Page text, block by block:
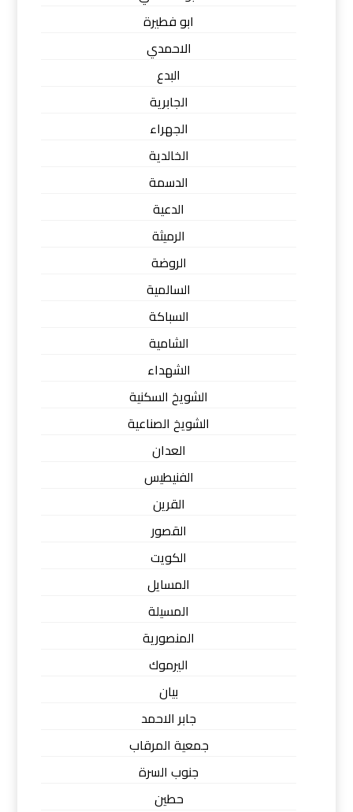
ابو فطيرة
الاحمدي
البدع
الجابرية
الجهراء
الخالدية
الدسمة
الدعية
الرميثة
الروضة
السالمية
السباكة
الشامية
الشهداء
الشويخ السكنية
الشويخ الصناعية
العدان
الفنيطيس
القرين
القصور
الكويت
المسايل
المسيلة
المنصورية
اليرموك
بيان
جابر الاحمد
جمعية المرقاب
جنوب السرة
حطين